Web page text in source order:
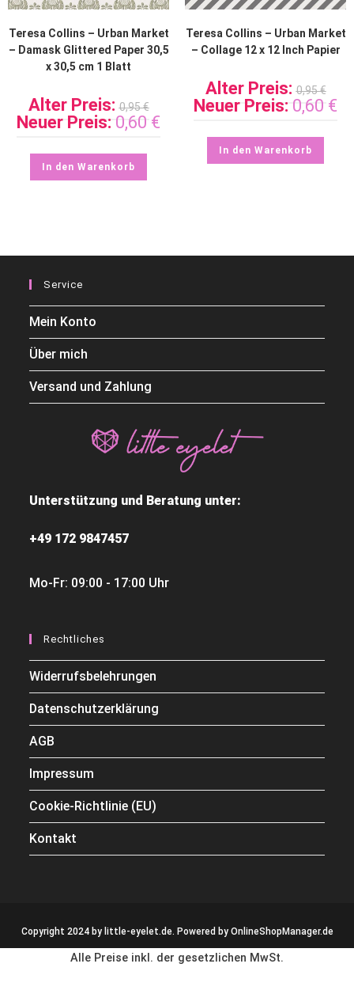
Teresa Collins – Urban Market
– Damask Glittered Paper 30,5
x 30,5 cm 1 Blatt
Alter Preis: 0,95€
Neuer Preis: 0,60 €
In den Warenkorb
Teresa Collins – Urban Market
– Collage 12 x 12 Inch Papier
Alter Preis: 0,95€
Neuer Preis: 0,60 €
In den Warenkorb
Service
Mein Konto
Über mich
Versand und Zahlung
Unterstützung und Beratung unter:
+49 172 9847457
Mo-Fr: 09:00 - 17:00 Uhr
Rechtliches
Widerrufsbelehrungen
Datenschutzerklärung
AGB
Impressum
Cookie-Richtlinie (EU)
Kontakt
Copyright 2024 by little-eyelet.de. Powered by OnlineShopManager.de
Alle Preise inkl. der gesetzlichen MwSt.